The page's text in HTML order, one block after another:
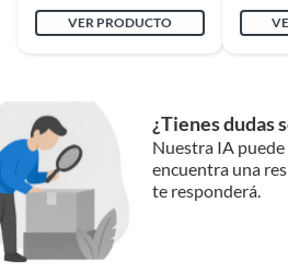
VER PRODUCTO
¿Tienes dudas
Nuestra IA
encuentra una
te responderá.